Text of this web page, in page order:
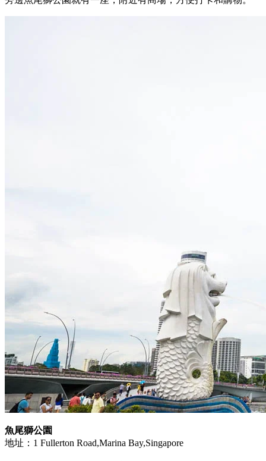
魚尾獅公園
地址：1 Fullerton Road,Marina Bay,Singapore